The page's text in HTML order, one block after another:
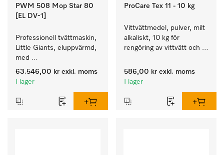
PWM 508 Mop Star 80
[EL DV-1]
Professionell tvättmaskin,
Little Giants, eluppvärmd,
med
avloppsventil speciellt för
kraven i Facility
8 kg.
63.546,00 kr exkl. moms
I lager
ProCare Tex 11 - 10 kg
Vittvättmedel, pulver, milt
alkaliskt, 10 kg för
rengöring av vittvätt och
586,00 kr exkl. moms
I lager